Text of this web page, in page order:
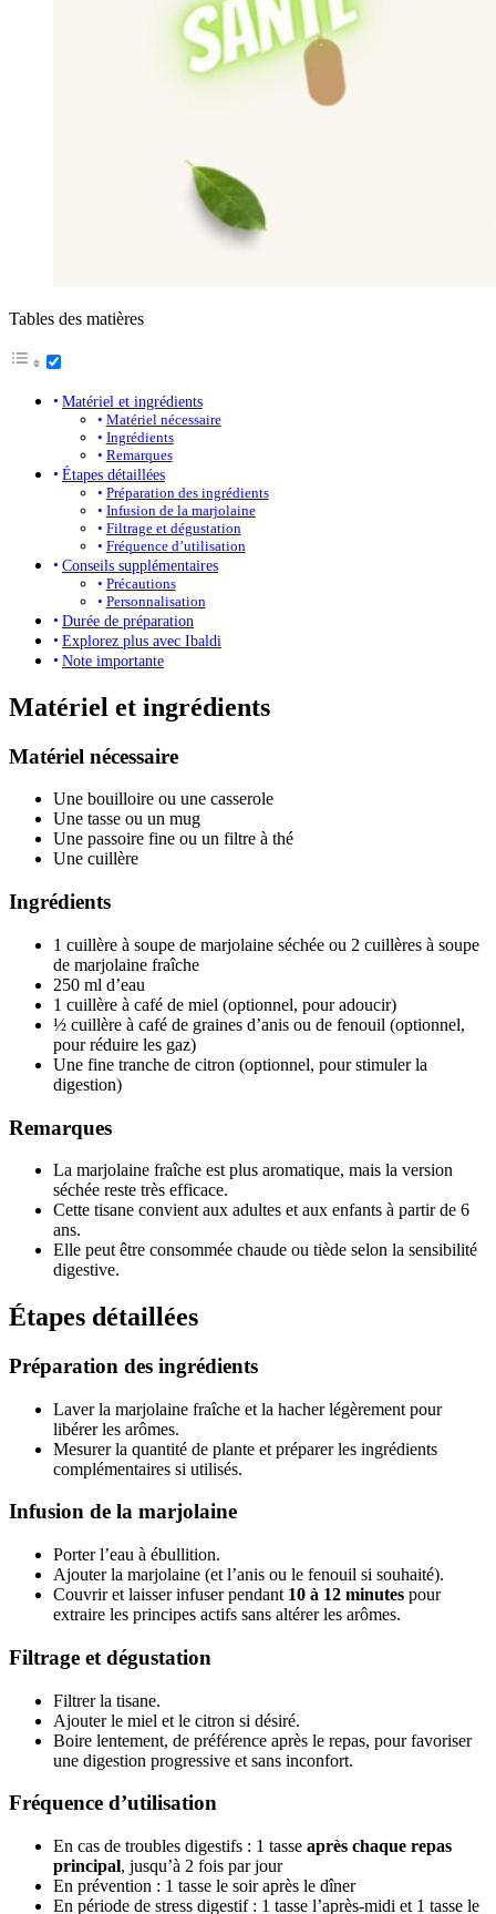
Tables des matières
Matériel et ingrédients
Matériel nécessaire
Ingrédients
Remarques
Étapes détaillées
Préparation des ingrédients
Infusion de la marjolaine
Filtrage et dégustation
Fréquence d’utilisation
Conseils supplémentaires
Précautions
Personnalisation
Durée de préparation
Explorez plus avec Ibaldi
Note importante
Matériel et ingrédients
Matériel nécessaire
Une bouilloire ou une casserole
Une tasse ou un mug
Une passoire fine ou un filtre à thé
Une cuillère
Ingrédients
1 cuillère à soupe de marjolaine séchée ou 2 cuillères à soupe
de marjolaine fraîche
250 ml d’eau
1 cuillère à café de miel (optionnel, pour adoucir)
½ cuillère à café de graines d’anis ou de fenouil (optionnel,
pour réduire les gaz)
Une fine tranche de citron (optionnel, pour stimuler la
digestion)
Remarques
La marjolaine fraîche est plus aromatique, mais la version
séchée reste très efficace.
Cette tisane convient aux adultes et aux enfants à partir de 6
ans.
Elle peut être consommée chaude ou tiède selon la sensibilité
digestive.
Étapes détaillées
Préparation des ingrédients
Laver la marjolaine fraîche et la hacher légèrement pour
libérer les arômes.
Mesurer la quantité de plante et préparer les ingrédients
complémentaires si utilisés.
Infusion de la marjolaine
Porter l’eau à ébullition.
Ajouter la marjolaine (et l’anis ou le fenouil si souhaité).
Couvrir et laisser infuser pendant 10 à 12 minutes pour
extraire les principes actifs sans altérer les arômes.
Filtrage et dégustation
Filtrer la tisane.
Ajouter le miel et le citron si désiré.
Boire lentement, de préférence après le repas, pour favoriser
une digestion progressive et sans inconfort.
Fréquence d’utilisation
En cas de troubles digestifs : 1 tasse après chaque repas
principal, jusqu’à 2 fois par jour
En prévention : 1 tasse le soir après le dîner
En période de stress digestif : 1 tasse l’après-midi et 1 tasse le